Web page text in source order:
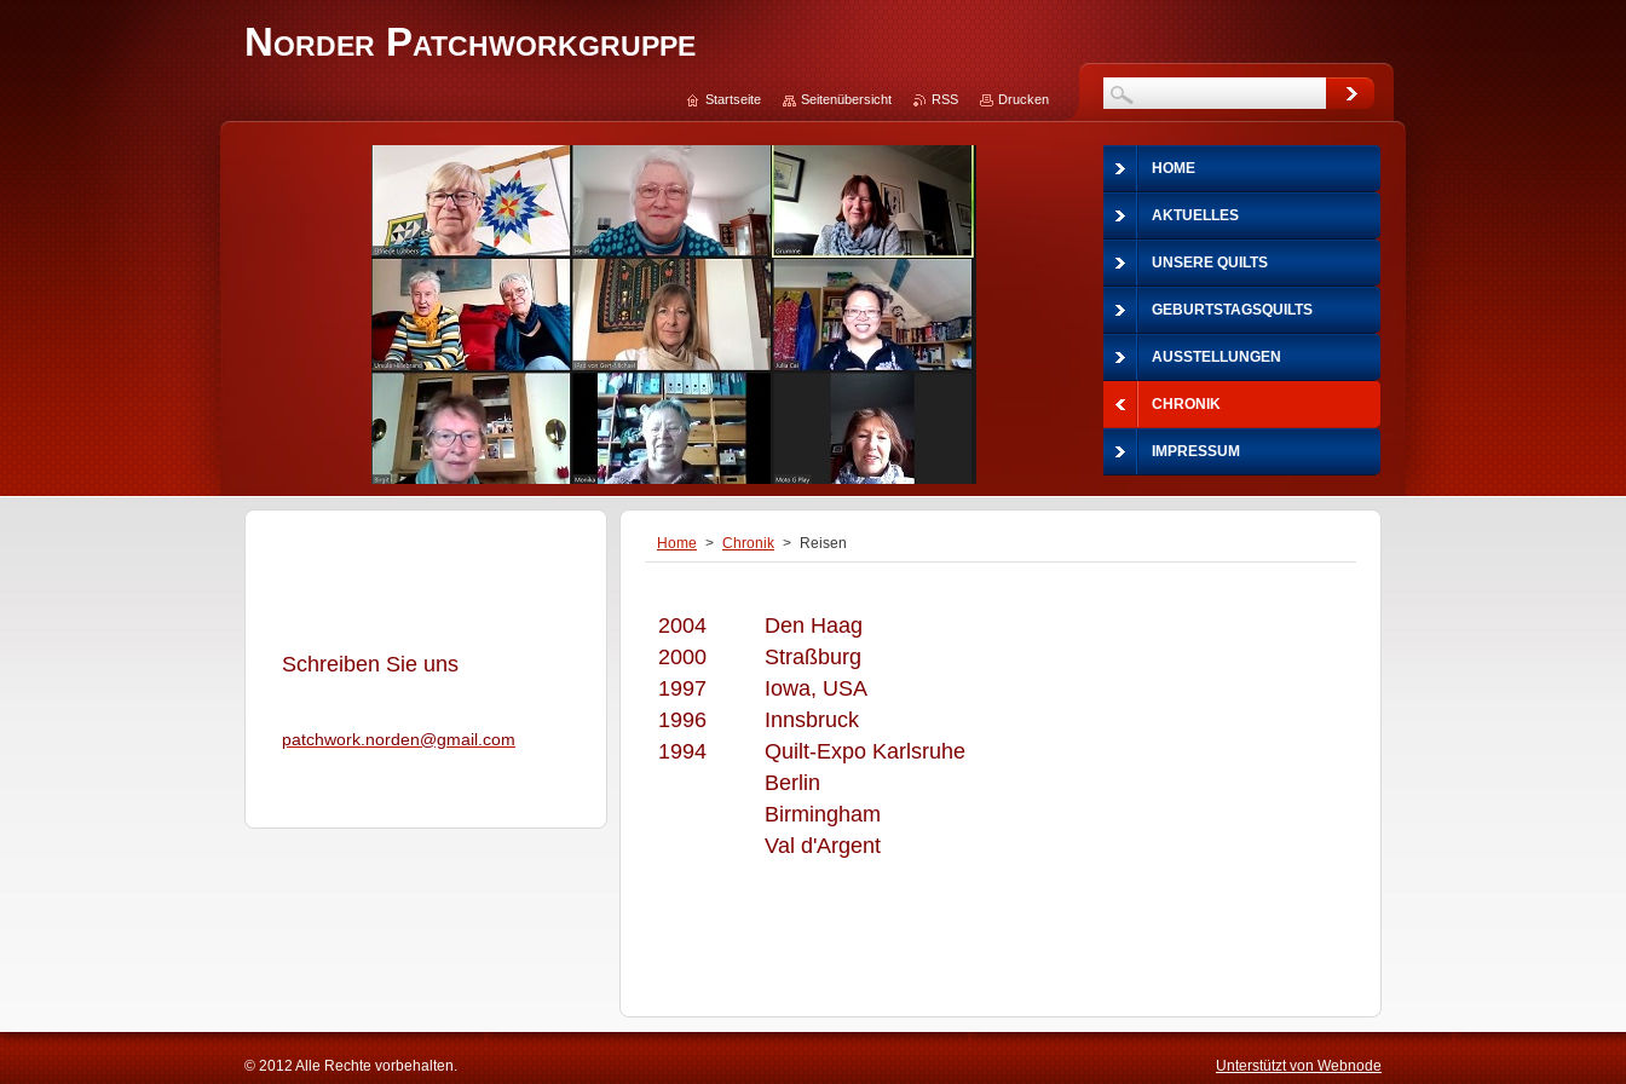
Norder Patchworkgruppe
Home > Chronik > Reisen
2004
Den Haag
2000
Straßburg
1997
Iowa, USA
1996
Innsbruck
1994
Quilt-Expo Karlsruhe
Berlin
Birmingham
Val d'Argent
Schreiben Sie uns
patchwork.norden@gmail.com
HOME
AKTUELLES
UNSERE QUILTS
GEBURTSTAGSQUILTS
AUSSTELLUNGEN
CHRONIK
IMPRESSUM
Startseite Seitenübersicht RSS Drucken
© 2012 Alle Rechte vorbehalten. Unterstützt von Webnode